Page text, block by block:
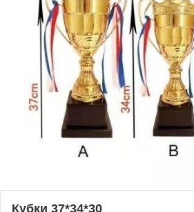
Кубки 37*34*30